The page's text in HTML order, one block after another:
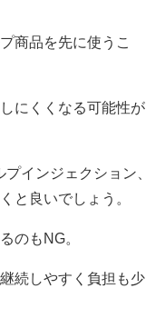
商品を先に使うこ
にくくなる可能性が
インジェクション、
と良いでしょう。
のもNG。
続しやすく負担も少